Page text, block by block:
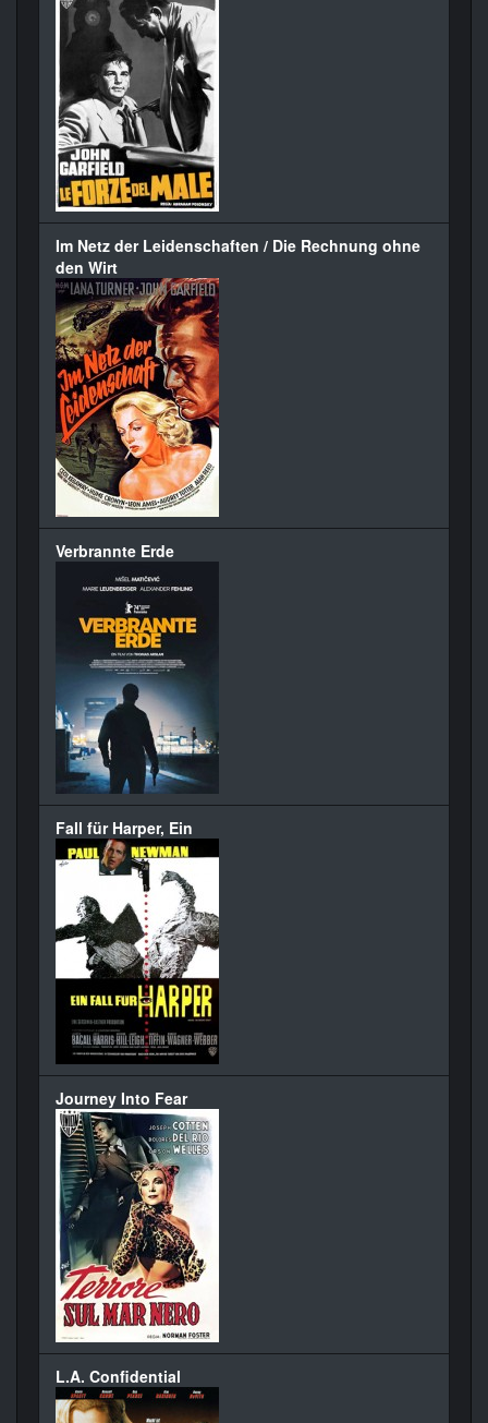
Im Netz der Leidenschaften / Die Rechnung ohne
den Wirt
Verbrannte Erde
Fall für Harper, Ein
Journey Into Fear
L.A. Confidential